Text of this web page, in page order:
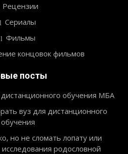
Рецензии
Сериалы
Фильмы
концовок фильмов
посты
обучения МБА
вуз для дистанционного
обучения
но не сломать лопату или
родословной